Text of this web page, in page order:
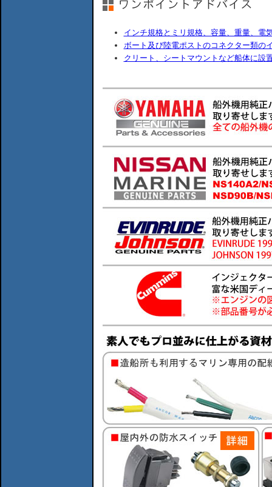
インチ規格とミリ規格、容量、重量、電
ボート及び陸電ポストのコネクター類の
クリート、シートマウントなど船体に設